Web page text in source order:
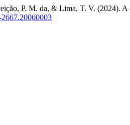
P. M. da, & Lima, T. V. (2024). A